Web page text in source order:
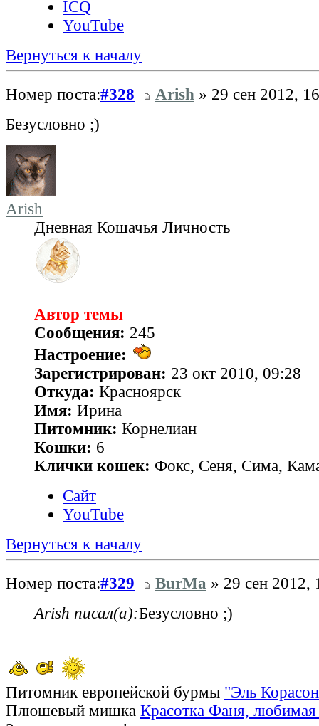
ICQ
YouTube
Вернуться к началу
Номер поста:#328 Arish » 29 сен 2012,
Безусловно ;)
Arish
Дневная Кошачья Личность
Автор темы
Сообщения: 245
Настроение:
Зарегистрирован: 23 окт 2010, 09:28
Откуда: Красноярск
Имя: Ирина
Питомник: Корнелиан
Кошки: 6
Клички кошек: Фокс, Сеня, Сима,
Сайт
YouTube
Вернуться к началу
Номер поста:#329 BurMa » 29 сен 2012,
Arish писал(а):Безусловно ;)
Питомник европейской бурмы "Эль
Плюшевый мишка Красотка Фаня, любимая